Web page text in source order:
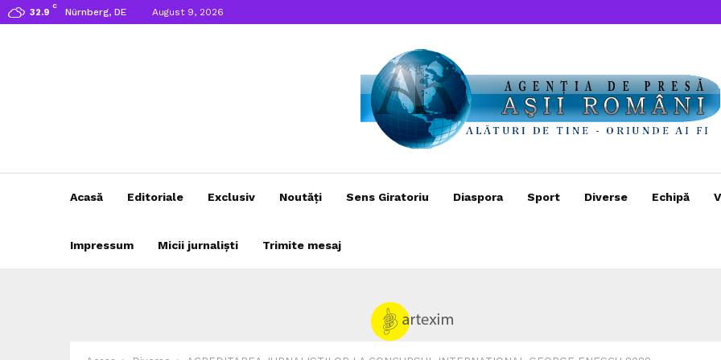
32.9
C
Nürnberg, DE August 9, 2026
Acasă Editoriale Exclusiv Noutăți Sens Giratoriu Diaspora Sport Diverse Echipă
Impressum Micii jurnaliști Trimite mesaj